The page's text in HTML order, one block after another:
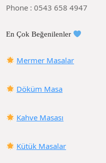
Phone : 0543 658 4947
En Çok Beğenilenler
Mermer Masalar
Döküm Masa
Kahve Masası
Kütük Masalar